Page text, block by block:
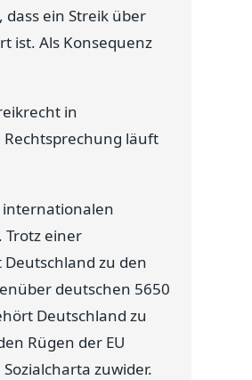
dass ein Streik über
ist. Als Konsequenz
in
Rechtsprechung läuft
internationalen
Trotz einer
zu den
deutschen 5650
Deutschland zu
Rügen der EU
zuwider.